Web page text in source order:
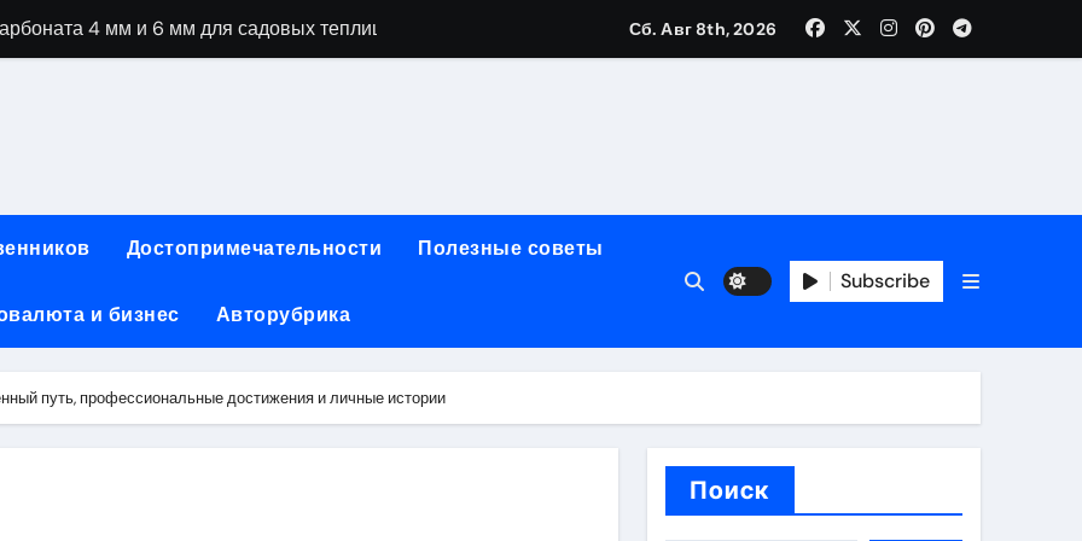
4 мм и 6 мм для садовых теплиц
алгоритмы работы, интерфейсы и совместимость двухкамерного ЭКС Apollo DR
чемоданов разных производителей: характеристики и маневренность
за 5 минут без верификации и банков с пополнением в стейблкоинах
и офисы продаж: контакты, адреса и режим работы
Сб. Авг 8th, 2026
Достопримечательности Полезные советы
и бизнес Авторубрика
Subscribe
путь, профессиональные достижения и личные истории
Поиск